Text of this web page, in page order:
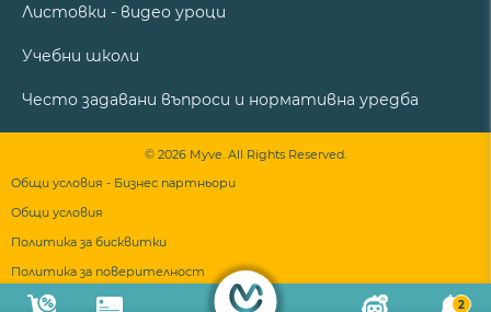
2
Листовки - видео уроци
Учебни школи
Често задавани въпроси и нормативна уредба
© 2026 Myve. All Rights Reserved.
Общи условия - Бизнес партньори
Общи условия
Политика за бисквитки
Политика за поверителност